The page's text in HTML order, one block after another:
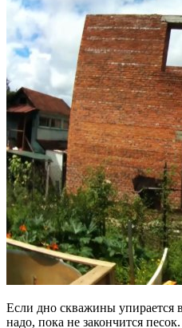
Если дно скважины упирается
надо, пока не закончится